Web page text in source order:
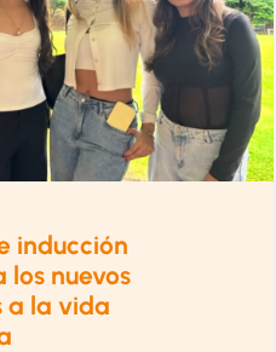
inducción
los nuevos
a la vida